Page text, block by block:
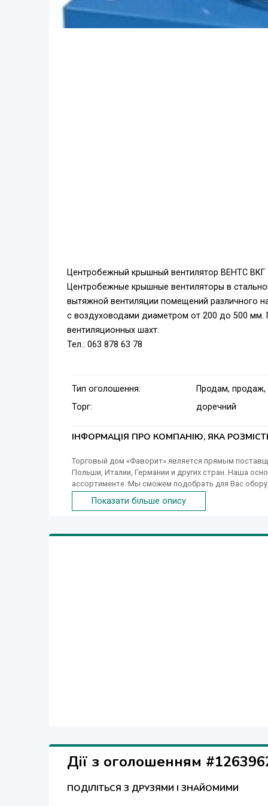
Центробежный крышный вентилятор ВЕНТС ВКГ
Центробежные крышные вентиляторы в
вытяжной вентиляции помещений различного
с воздуховодами диаметром от 200 до 500 мм.
вентиляционных шахт.
Тел.: 063 878 63 78
Тип оголошення:
Продам,
Торг:
доречний
ІНФОРМАЦІЯ ПРО КОМПАНІЮ, ЯКА
Торговый дом «Фаворит» является прямым
Польши, Италии, Германии и других стран. Наша
ассортименте. Мы сможем подобрать для Вас
укомплектовывать строительные объекты.
Показати більше опису
Дії з оголошенням
ПОДІЛІТЬСЯ З ДРУЗЯМИ І ЗНАЙОМИМИ